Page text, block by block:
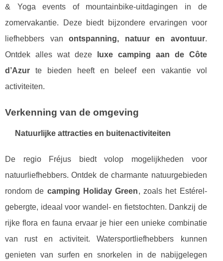
& Yoga events of mountainbike-uitdagingen in de
zomervakantie. Deze biedt bijzondere ervaringen voor
liefhebbers vanontspanning, natuur en avontuur.
Ontdek alles wat deze
luxe camping aan de Côte
d’Azur te bieden heeft en beleef een vakantie vol
activiteiten.
Verkenning van de omgeving
Natuurlijke attracties en buitenactiviteiten
De regio Fréjus biedt volop mogelijkheden voor
natuurliefhebbers. Ontdek de charmante natuurgebieden
rondom de camping Holiday Green, zoals het Estérel-
gebergte, ideaal voor wandel- en fietstochten. Dankzij de
rijke flora en fauna ervaar je hier een unieke combinatie
van rust en activiteit. Watersportliefhebbers kunnen
genieten van surfen en snorkelen in de nabijgelegen